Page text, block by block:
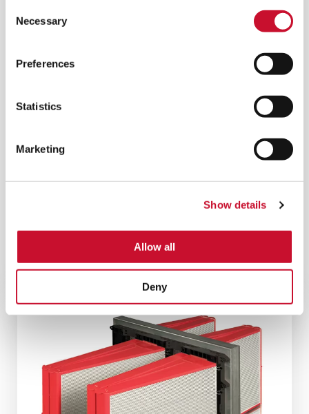
Selection
Necessary
Preferences
Statistics
Marketing
Show details
Allow all
Deny
Kompressor und der Wasserreinigung bei
Gesamtbetriebskosten führt.